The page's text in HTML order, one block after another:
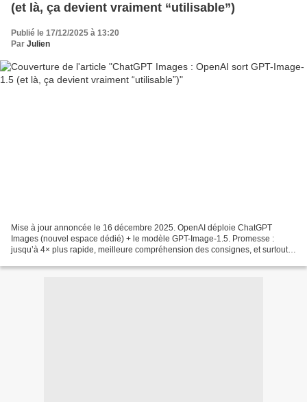
(et là, ça devient vraiment “utilisable”)
Publié le 17/12/2025 à 13:20
Par Julien
Mise à jour annoncée le 16 décembre 2025. OpenAI déploie ChatGPT
Images (nouvel espace dédié) + le modèle GPT-Image-1.5. Promesse :
jusqu’à 4× plus rapide, meilleure compréhension des consignes, et surtout